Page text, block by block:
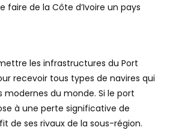
faire de la Côte d’Ivoire un pays
les infrastructures du Port
recevoir tous types de navires qui
du monde. Si le port
à une perte significative de
de ses rivaux de la sous-région.